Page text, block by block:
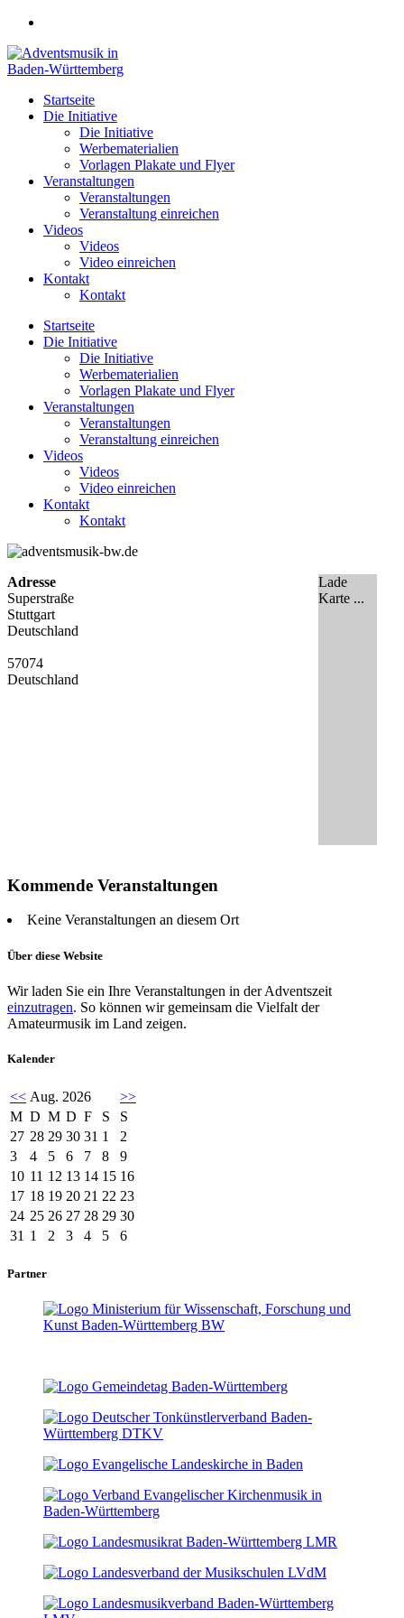
Zum
springen
Startseite
Die Initiative
Die Initiative
Werbematerialien
Vorlagen Plakate und Flyer
Veranstaltungen
Veranstaltungen
Veranstaltung einreichen
Videos
Videos
Video einreichen
Kontakt
Kontakt
Startseite
Die Initiative
Die Initiative
Werbematerialien
Vorlagen Plakate und Flyer
Veranstaltungen
Veranstaltungen
Veranstaltung einreichen
Videos
Videos
Video einreichen
Kontakt
Kontakt
Lade
Karte ...
Adresse
Superstraße
Stuttgart
Deutschland
57074
Deutschland
Kommende Veranstaltungen
Keine Veranstaltungen an diesem Ort
Über diese Website
Wir laden Sie ein Ihre Veranstaltungen in der Adventszeit
einzutragen. So können wir gemeinsam die Vielfalt der
Amateurmusik im Land zeigen.
Kalender
<< Aug. 2026
>>
M D M D F S
S
27 28 29 30 31 1
2
3
4 5 6 7 8
9
10 11 12 13 14 15 16
17 18 19 20 21 22 23
24 25 26 27 28 29 30
31 1 2 3 4 5 6
Partner